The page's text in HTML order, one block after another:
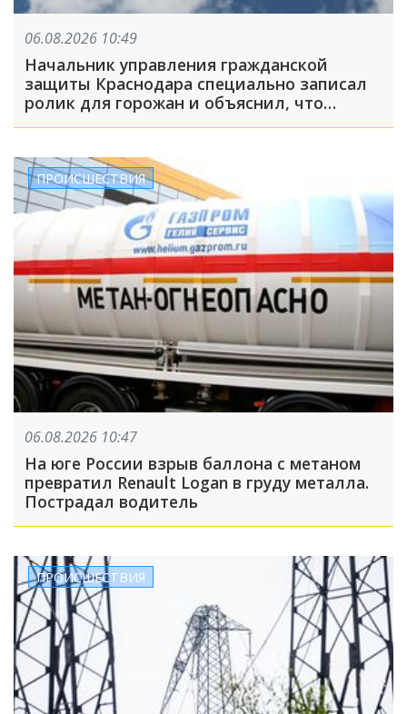
06.08.2026 10:49
Начальник управления гражданской
защиты Краснодара специально записал
ролик для горожан и объяснил, что
ПРОИСШЕСТВИЯ
06.08.2026 10:47
На юге России взрыв баллона с метаном
превратил Renault Logan в груду металла.
Пострадал водитель
ПРОИСШЕСТВИЯ